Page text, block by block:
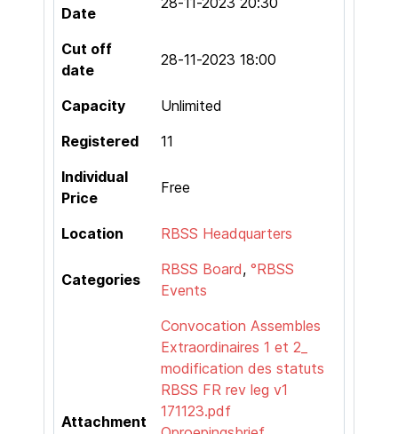
Date
Cut off
date
28-11-2023 18:00
Capacity
Unlimited
Registered
11
Individual
Price
Free
Location RBSS Headquarters
Categories
RBSS Board, °RBSS
Events
Attachment
Convocation Assembles
Extraordinaires 1 et 2_
modification des statuts
RBSS FR rev leg v1
171123.pdf